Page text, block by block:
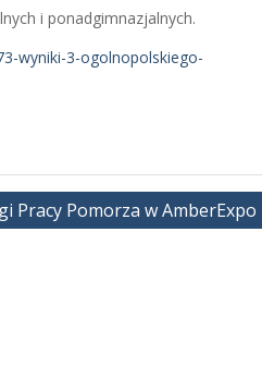
i ponadgimnazjalnych.
wyniki-3-ogolnopolskiego-
Pracy Pomorza w AmberExpo